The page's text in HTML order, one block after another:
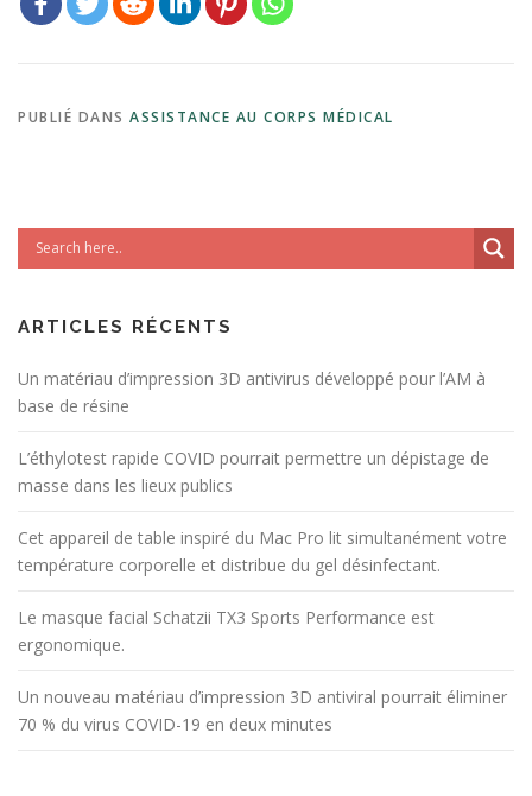
PUBLIÉ DANS ASSISTANCE AU CORPS MÉDICAL
ARTICLES RÉCENTS
Un matériau d’impression 3D antivirus développé pour l’AM à
base de résine
L’éthylotest rapide COVID pourrait permettre un dépistage de
masse dans les lieux publics
Cet appareil de table inspiré du Mac Pro lit simultanément votre
température corporelle et distribue du gel désinfectant.
Le masque facial Schatzii TX3 Sports Performance est
ergonomique.
Un nouveau matériau d’impression 3D antiviral pourrait éliminer
70 % du virus COVID-19 en deux minutes